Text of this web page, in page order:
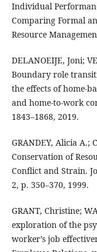
Individual
Comparing Formal
Resource
DELANOEIJE, Joni;
Boundary role
the effects of home-
and home-to-work
1843–1868, 2019.
GRANDEY, Alicia A.;
Conservation of
Conflict and Strain.
2, p. 350–370, 1999.
GRANT, Christine;
exploration of the
worker’s job